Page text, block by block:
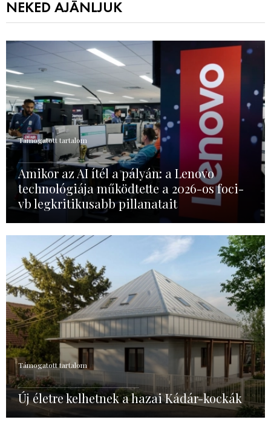
NEKED AJÁNLJUK
Támogatott tartalom
Amikor az AI ítél a pályán: a Lenovo
technológiája működtette a 2026-os foci-
vb legkritikusabb pillanatait
Támogatott tartalom
Új életre kelhetnek a hazai Kádár-kockák